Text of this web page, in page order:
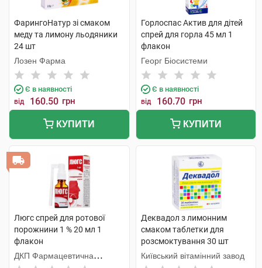
ФарингоНатур зі смаком
меду та лимону льодяники
24 шт
Лозен Фарма
Є в наявності
від 160.50 грн
КУПИТИ
Горлоспас Актив для дітей
спрей для горла 45 мл 1
флакон
Георг Біосистеми
Є в наявності
від 160.70 грн
КУПИТИ
Люгс спрей для ротової
порожнини 1 % 20 мл 1
флакон
ДКП Фармацевтична
Деквадол з лимонним
смаком таблетки для
розсмоктування 30 шт
Київський вітамінний завод